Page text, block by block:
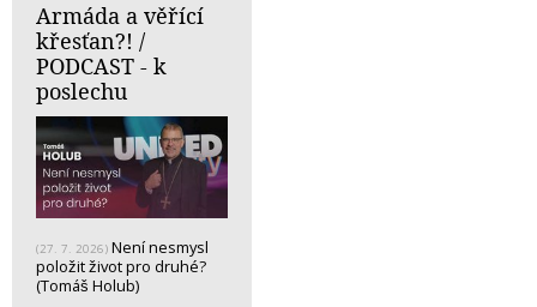
Armáda a věřící
křesťan?! /
PODCAST - k
poslechu
(27. 7. 2026) Není nesmysl
položit život pro druhé?
(Tomáš Holub)